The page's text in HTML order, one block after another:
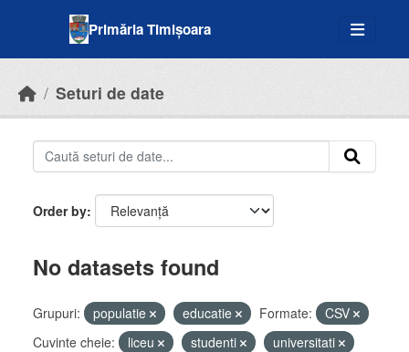
Primăria Timișoara
Seturi de date
Order by
No datasets found
Grupuri: populatie educatie Formate:
CSV
Cuvinte cheie:
liceu studenti
universitati